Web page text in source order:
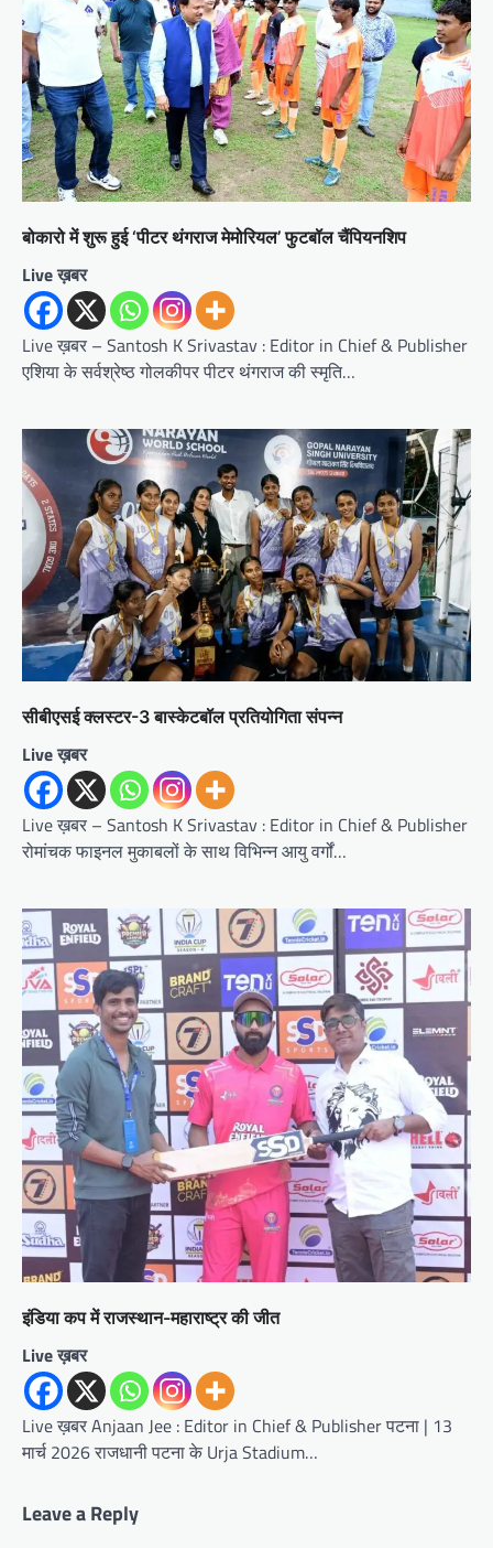
बोकारो में शुरू हुई ‘पीटर थंगराज मेमोरियल’ फुटबॉल चैंपियनशिप
Live ख़बर
Live ख़बर – Santosh K Srivastav : Editor in Chief & Publisher
एशिया के सर्वश्रेष्ठ गोलकीपर पीटर थंगराज की स्मृति…
सीबीएसई क्लस्टर-3 बास्केटबॉल प्रतियोगिता संपन्न
Live ख़बर
Live ख़बर – Santosh K Srivastav : Editor in Chief & Publisher
रोमांचक फाइनल मुकाबलों के साथ विभिन्न आयु वर्गों…
इंडिया कप में राजस्थान-महाराष्ट्र की जीत
Live ख़बर
Live ख़बर Anjaan Jee : Editor in Chief & Publisher पटना | 13
मार्च 2026 राजधानी पटना के Urja Stadium…
Leave a Reply